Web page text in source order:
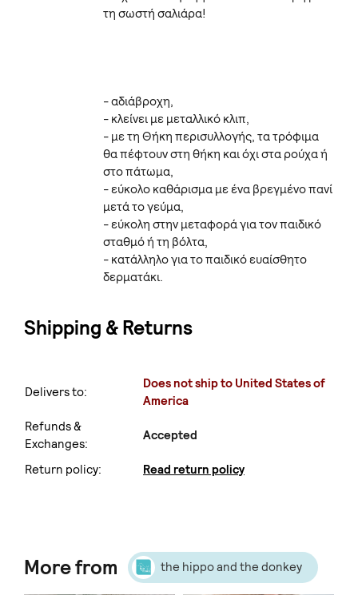
τη σωστή σαλιάρα!
- αδιάβροχη,
- κλείνει με μεταλλικό κλιπ,
- με τη Θήκη περισυλλογής, τα τρόφιμα
θα πέφτουν στη θήκη και όχι στα ρούχα ή
στο πάτωμα,
- εύκολο καθάρισμα με ένα βρεγμένο πανί
μετά το γεύμα,
- εύκολη στην μεταφορά για τον παιδικό
σταθμό ή τη βόλτα,
- κατάλληλο για το παιδικό ευαίσθητο
δερματάκι.
Shipping & Returns
Delivers to:
Does not ship to United States of
America
Refunds &
Exchanges:
Accepted
Return policy: Read return policy
More from the hippo and the donkey